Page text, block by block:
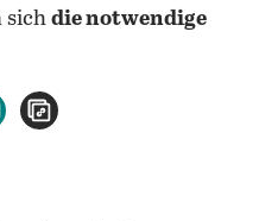
sichdie notwendige
teilen
per E-Mail teilen